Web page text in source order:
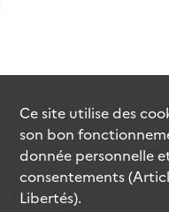
Ce site utilise des
son bon
donnée personnelle
consentements
Libertés).